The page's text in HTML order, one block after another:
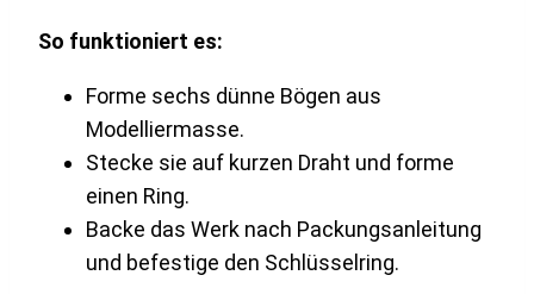
So funktioniert es:
Forme sechs dünne Bögen aus
Modelliermasse.
Stecke sie auf kurzen Draht und forme
einen Ring.
Backe das Werk nach Packungsanleitung
und befestige den Schlüsselring.